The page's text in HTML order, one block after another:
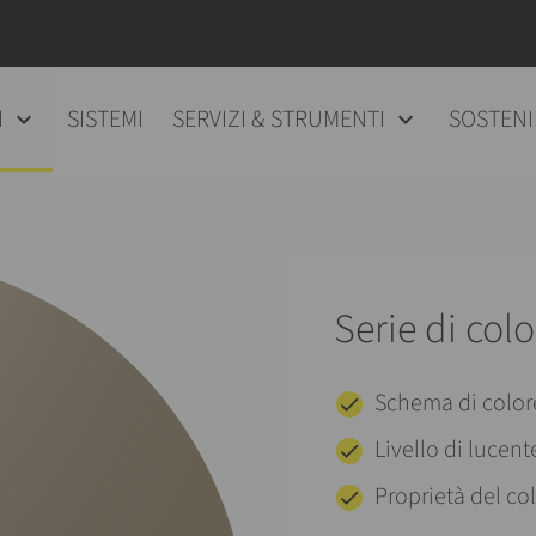
SISTEMI SERVIZI & STRUMENTI
Serie di
Schema di
Livello di
Proprietà del